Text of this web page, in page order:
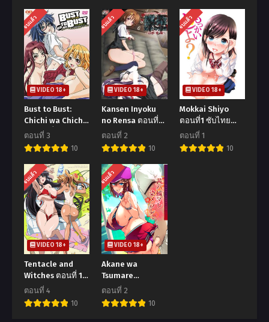
จบแล้ว
VIDEO 18+
Bust to Bust:
Chichi wa Chichi
ni ตอนที่1-3 ซับ
ไทย (จบ)
ตอนที่ 3
10
จบแล้ว
VIDEO 18+
Kansen Inyoku
no Rensa ตอนที่1-
2 ซับไทย (จบ)
ตอนที่ 2
10
จบแล้ว
VIDEO 18+
Mokkai Shiyo
ตอนที่1 ซับไทย
(จบ)
ตอนที่ 1
10
จบแล้ว
VIDEO 18+
Tentacle and
Witches ตอนที่ 1-
4 ซับไทย (จบ)
ตอนที่ 4
10
จบแล้ว
VIDEO 18+
Akane wa
Tsumare
Somerareru ตอน
ที่ 1-2 ซับไทย (จบ)
ตอนที่ 2
10